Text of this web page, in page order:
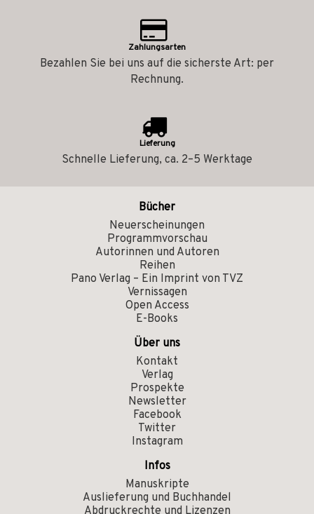
Zahlungsarten
Bezahlen Sie bei uns auf die sicherste Art: per
Rechnung.
Lieferung
Schnelle Lieferung, ca. 2–5 Werktage
Bücher
Neuerscheinungen
Programmvorschau
Autorinnen und Autoren
Reihen
Pano Verlag – Ein Imprint von TVZ
Vernissagen
Open Access
E-Books
Über uns
Kontakt
Verlag
Prospekte
Newsletter
Facebook
Twitter
Instagram
Infos
Manuskripte
Auslieferung und Buchhandel
Abdruckrechte und Lizenzen